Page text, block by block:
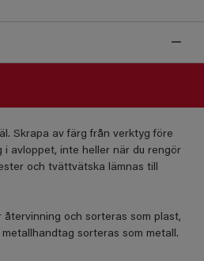
Skrapa av färg från verktyg före
i avloppet, inte heller när du rengör
och tvättvätska lämnas till
återvinning och sorteras som plast,
sorteras som metall.